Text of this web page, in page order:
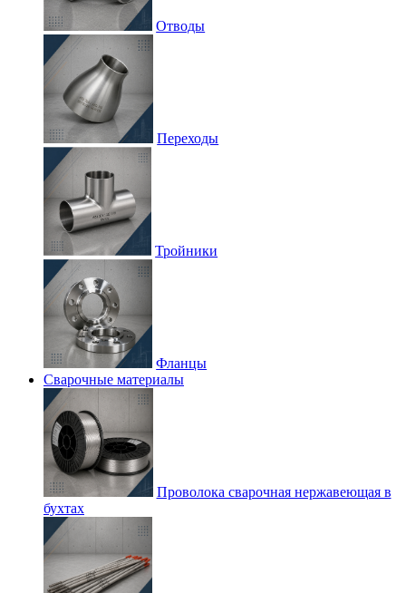
Отводы
Переходы
Тройники
Фланцы
Сварочные материалы
Проволока сварочная нержавеющая в
бухтах